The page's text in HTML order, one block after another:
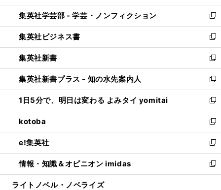
開
く
ウ
で
開
く
ン
ド
ウ
で
開
く
ウ
ィ
ン
ド
ウ
で
開
く
集英社学芸部 - 学芸・ノンフィクション
新
し
い
ウ
ィ
ン
ド
ウ
で
開
く
集英社ビジネス書
新
し
い
ウ
ィ
ン
ド
ウ
で
開
く
集英社新書
新
し
い
ウ
ィ
ン
ド
ウ
で
開
く
集英社新書プラス - 知の水先案内人
新
し
い
ウ
ィ
ン
ド
ウ
で
開
1日5分で、明日は変わる よみタイ yomitai
新
し
い
ウ
ィ
ン
ド
ウ
kotoba
新
し
い
ウ
ィ
ン
e!集英社
新
し
い
ウ
情報・知識＆オピニオン imidas
新
し
ライトノベル・ノベライズ